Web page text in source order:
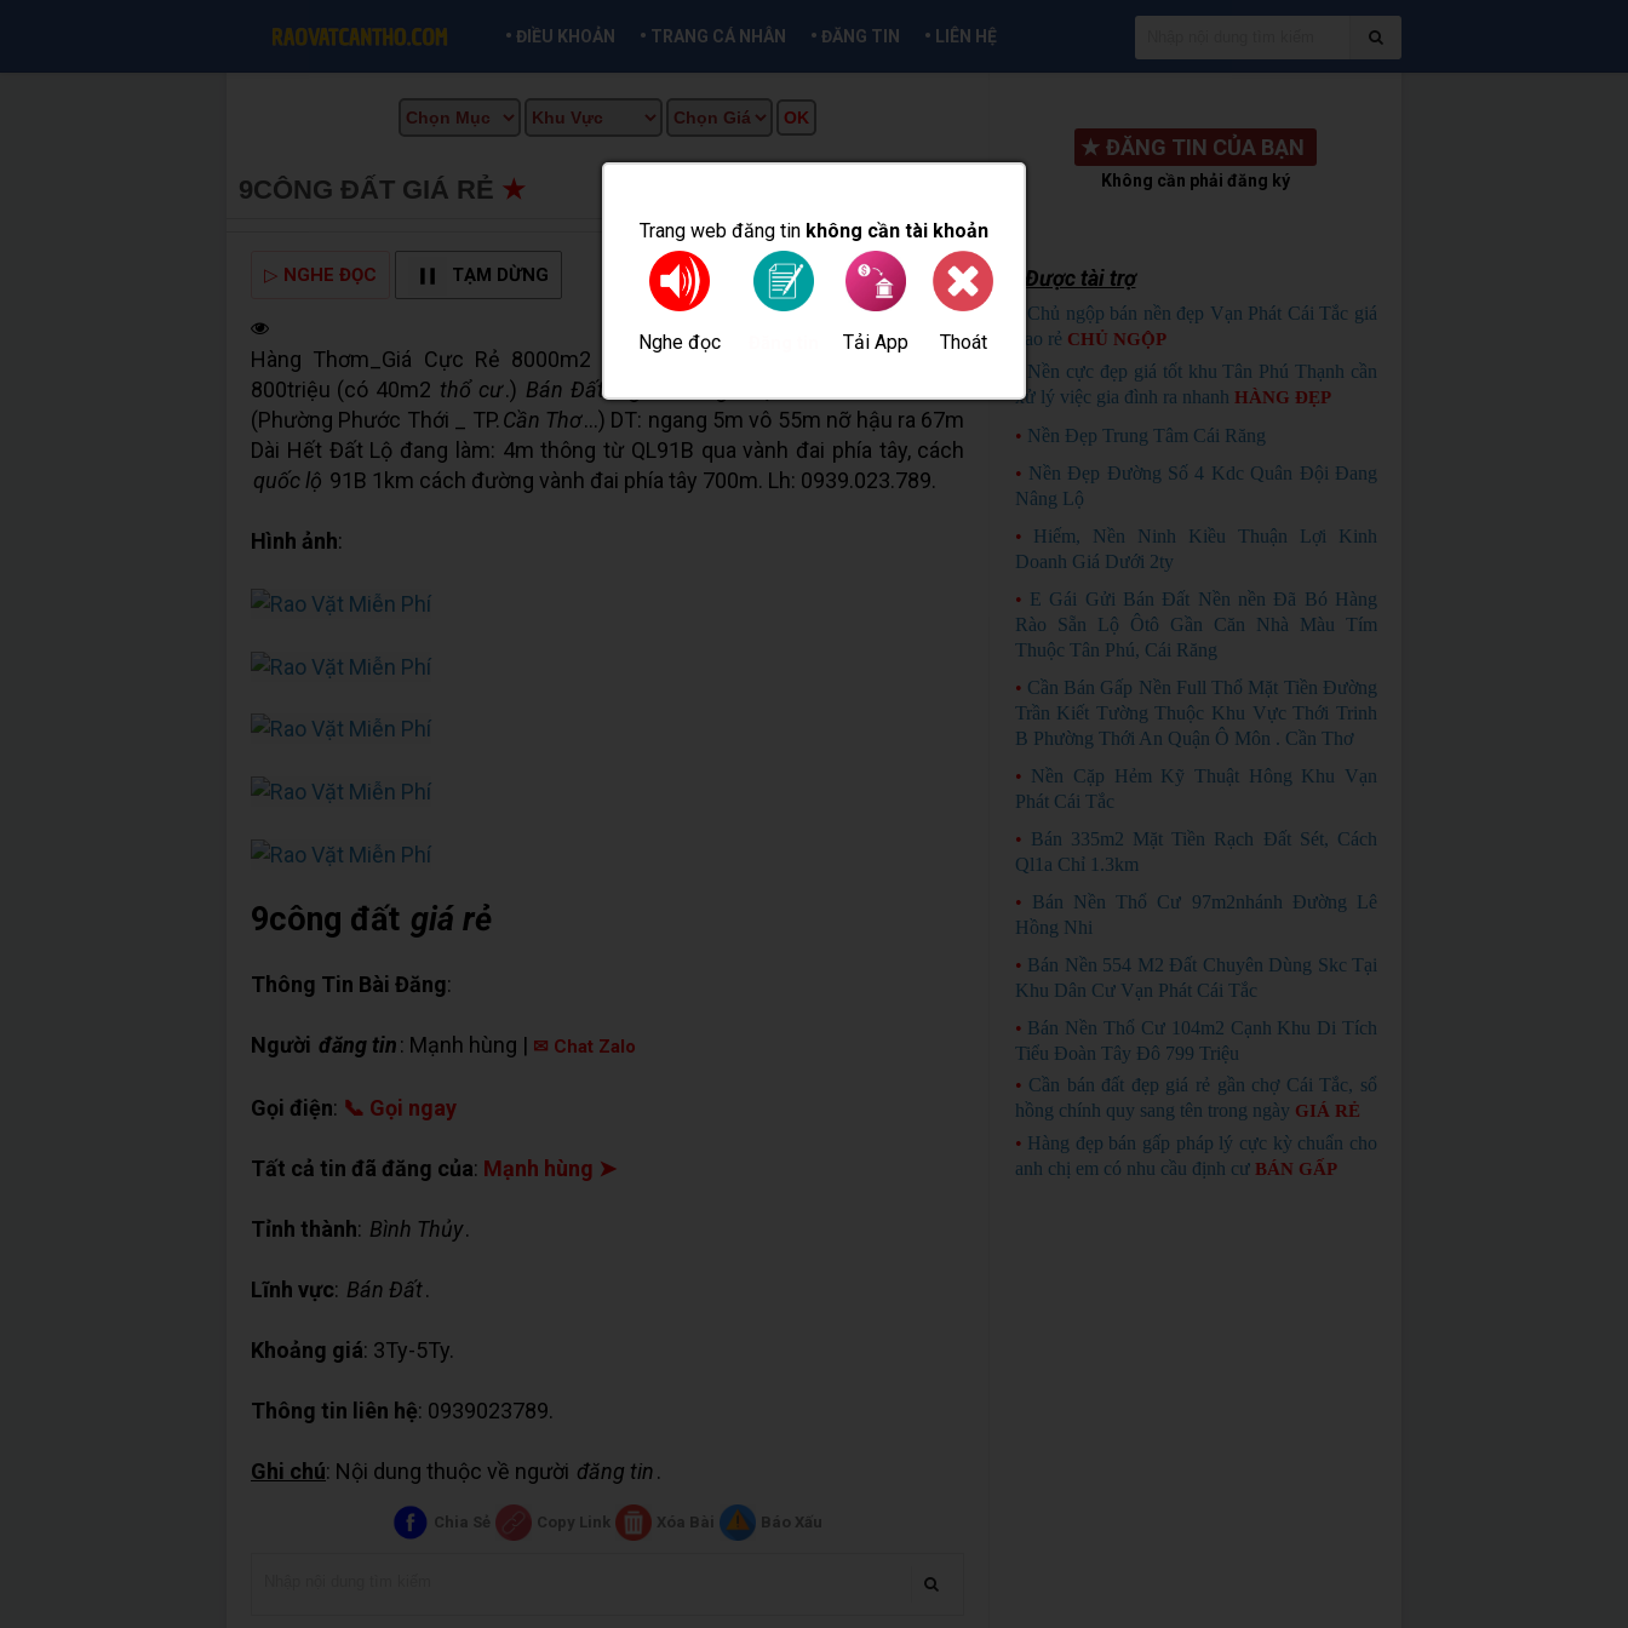
Trang web đăng tin không cần tài khoản
Nghe đọc Tải App Thoát
• ĐIỀU KHOẢN • TRANG CÁ NHÂN • ĐĂNG TIN • LIÊN HỆ
9CÔNG ĐẤT GIÁ RẺ ★
▷ NGHE ĐỌC TẠM DỪNG
Hàng Thơm_Giá Cực Rẻ 8000m2 ( Dt thực tế 9000m2) Giá Chỉ: 4Tỷ
800triệu (có 40m2 thổ cư.) Bán Đất
(Phường Phước Thới _ TP. Cần Thơ...) DT: ngang 5m vô 55m nỡ hậu ra 67m
Dài Hết Đất Lộ đang làm: 4m thông từ QL91B qua vành đai phía tây, cách
quốc lộ 91B 1km cách đường vành đai phía tây 700m. Lh: 0939.023.789.
Hình ảnh:
9công đất giá rẻ
Thông Tin Bài Đăng:
Người đăng tin: Mạnh hùng | ✉ Chat Zalo
Gọi điện: 📞 Gọi ngay
Tất cả tin đã đăng của: Mạnh hùng ➤
Tỉnh thành: Bình Thủy.
Lĩnh vực: Bán Đất.
Khoảng giá: 3Ty-5Ty.
Thông tin liên hệ: 0939023789.
Ghi chú: Nội dung thuộc về người đăng tin.
Chia Sẻ Copy Link Xóa Bài Báo Xấu
★ ĐĂNG TIN CỦA BẠN
Không cần phải đăng ký
Được tài trợ
Chủ ngộp bán nền đẹp Vạn Phát Cái Tắc giá
bao rẻ CHỦ NGỘP
Nền cực đẹp giá tốt khu Tân Phú Thạnh cần
xử lý việc gia đình ra nhanh HÀNG ĐẸP
• Nền Đẹp Trung Tâm Cái Răng
• Nền Đẹp Đường Số 4 Kdc Quân Đội Đang
Nâng Lộ
• Hiếm, Nền Ninh Kiều Thuận Lợi Kinh
Doanh Giá Dưới 2ty
• E Gái Gửi Bán Đất Nền nền Đã Bó Hàng
Rào Sẵn Lộ Ôtô Gần Căn Nhà Màu Tím
Thuộc Tân Phú, Cái Răng
• Cần Bán Gấp Nền Full Thổ Mặt Tiền Đường
Trần Kiết Tường Thuộc Khu Vực Thới Trinh
B Phường Thới An Quận Ô Môn . Cần Thơ
• Nền Cặp Hẻm Kỹ Thuật Hông Khu Vạn
Phát Cái Tắc
• Bán 335m2 Mặt Tiền Rạch Đất Sét, Cách
Ql1a Chỉ 1.3km
• Bán Nền Thổ Cư 97m2nhánh Đường Lê
Hồng Nhi
• Bán Nền 554 M2 Đất Chuyên Dùng Skc Tại
Khu Dân Cư Vạn Phát Cái Tắc
• Bán Nền Thổ Cư 104m2 Cạnh Khu Di Tích
Tiểu Đoàn Tây Đô 799 Triệu
• Cần bán đất đẹp giá rẻ gần chợ Cái Tắc, sổ
hồng chính quy sang tên trong ngày GIÁ RẺ
• Hàng đẹp bán gấp pháp lý cực kỳ chuẩn cho
anh chị em có nhu cầu định cư BÁN GẤP